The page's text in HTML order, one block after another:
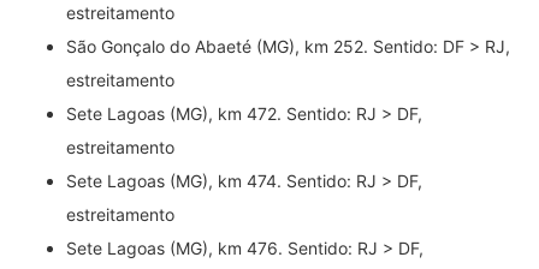
estreitamento
São Gonçalo do Abaeté (MG), km 252. Sentido: DF > RJ,
estreitamento
Sete Lagoas (MG), km 472. Sentido: RJ > DF,
estreitamento
Sete Lagoas (MG), km 474. Sentido: RJ > DF,
estreitamento
Sete Lagoas (MG), km 476. Sentido: RJ > DF,